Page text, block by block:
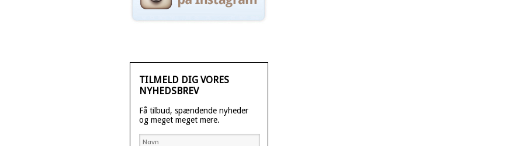
TILMELD DIG VORES
NYHEDSBREV
Få tilbud, spændende nyheder
og meget meget mere.